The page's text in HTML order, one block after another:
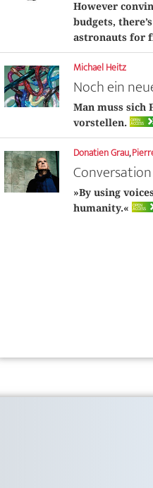
However
budgets,
astronauts for
Michael Heitz
Noch ein
Man muss sich
vorstellen. OPEN
ACCESS
Donatien Grau,
Conversation
»By using
humanity.«
OPEN
ACCESS